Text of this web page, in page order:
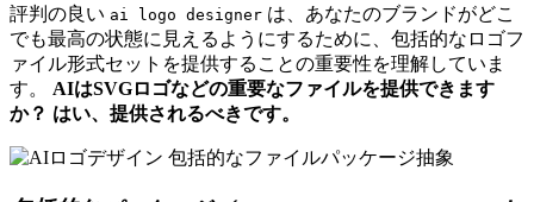
評判の良い ai logo designer は、あなたのブランドがどこ
でも最高の状態に見えるようにするために、包括的なロゴフ
ァイル形式セットを提供することの重要性を理解していま
す。 AIはSVGロゴなどの重要なファイルを提供できます
か？ はい、提供されるべきです。